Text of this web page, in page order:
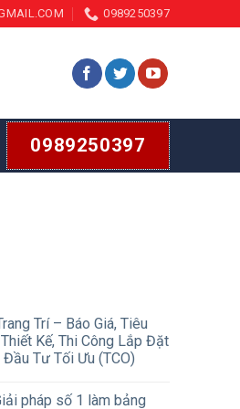
0989250397
0989250397
Trí – Báo Giá, Tiêu
Kế, Thi Công Lắp Đặt
Tư Tối Ưu (TCO)
pháp số 1 làm bảng